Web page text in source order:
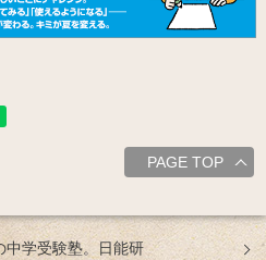
PAGE TOP
中学受験塾。日能研